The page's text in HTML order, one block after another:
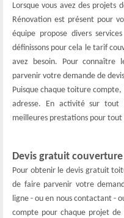
Lorsque vous avez des
Rénovation est présent pour
équipe propose divers
définissons pour cela le tarif
avez besoin. Pour connaître
parvenir votre demande de
Puisque chaque toiture
adresse. En activité sur tout
meilleures prestations pour
Devis gratuit
Pour obtenir le devis gratuit
de faire parvenir votre
ligne - ou en nous contactant -
compte pour chaque projet